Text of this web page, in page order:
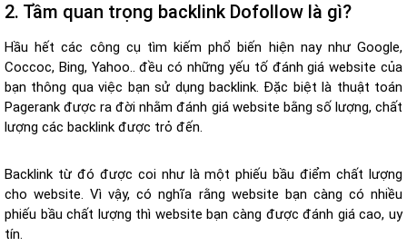
2. Tầm quan trọng backlink Dofollow là gì?
Hầu hết các công cụ tìm kiếm phổ biến hiện nay như Google,
Coccoc, Bing, Yahoo.. đều có những yếu tố đánh giá website của
bạn thông qua việc bạn sử dụng backlink. Đặc biệt là thuật toán
Pagerank được ra đời nhằm đánh giá website bằng số lượng, chất
lượng các backlink được trỏ đến.
Backlink từ đó được coi như là một phiếu bầu điểm chất lượng
cho website. Vì vậy, có nghĩa rằng website bạn càng có nhiều
phiếu bầu chất lượng thì website bạn càng được đánh giá cao, uy
tín.